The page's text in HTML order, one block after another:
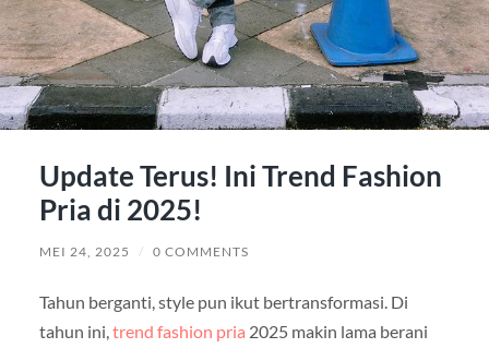
Update Terus! Ini Trend Fashion
Pria di 2025!
MEI 24, 2025 / 0 COMMENTS
Tahun berganti, style pun ikut bertransformasi. Di
tahun ini,trend fashion pria 2025 makin lama berani